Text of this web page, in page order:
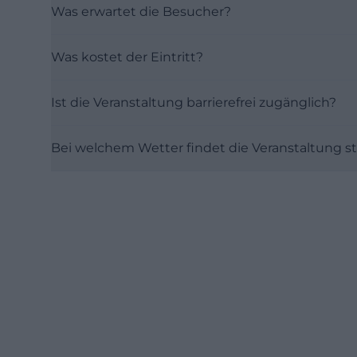
Was erwartet die Besucher?
Was kostet der Eintritt?
Ist die Veranstaltung barrierefrei zugänglich?
Bei welchem Wetter findet die Veranstaltung